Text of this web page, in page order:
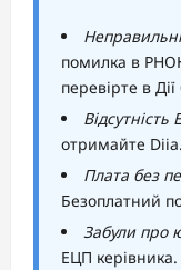
помилка в
перевірте в
отримайте
Плата без
Безоплатний
Забули про
ЕЦП керівника.